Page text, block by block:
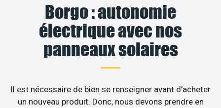
Borgo : autonomie
électrique avec nos
panneaux solaires
Il est nécessaire de bien se renseigner avant d’acheter
un nouveau produit. Donc, nous devons prendre en